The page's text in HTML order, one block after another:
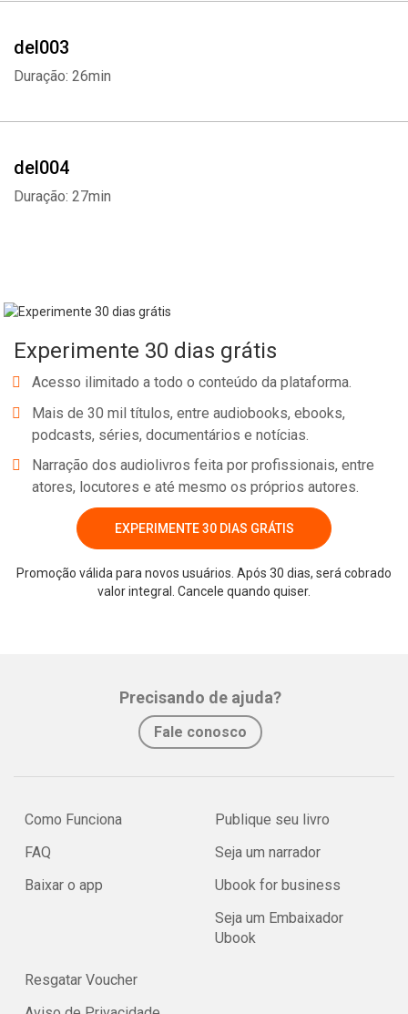
del003
Duração: 26min
del004
Duração: 27min
Experimente 30 dias grátis
Acesso ilimitado a todo o conteúdo da plataforma.
Mais de 30 mil títulos, entre audiobooks, ebooks,
podcasts, séries, documentários e notícias.
Narração dos audiolivros feita por profissionais, entre
atores, locutores e até mesmo os próprios autores.
EXPERIMENTE 30 DIAS GRÁTIS
Promoção válida para novos usuários. Após 30 dias, será cobrado
valor integral. Cancele quando quiser.
Precisando de ajuda?
Fale conosco
Como Funciona
FAQ
Baixar o app
Publique seu livro
Seja um narrador
Ubook for business
Seja um Embaixador
Ubook
Resgatar Voucher
Whatsapp Facebook